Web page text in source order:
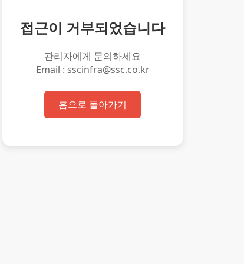
접근이 거부되었습니다
관리자에게 문의하세요
Email : sscinfra@ssc.co.kr
홈으로 돌아가기